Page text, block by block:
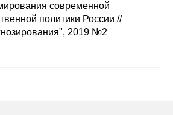
коррупции
современной
политики России //
2019 №2